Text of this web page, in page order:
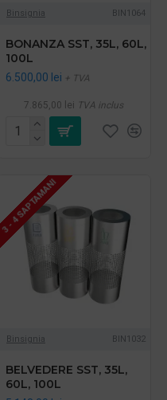
Binsignia BIN1064
BONANZA SST, 35L, 60L,
100L
6.500,00 lei + TVA
7.865,00 lei TVA inclus
3 - 4 SAPTAMANI
Binsignia BIN1032
BELVEDERE SST, 35L,
60L, 100L